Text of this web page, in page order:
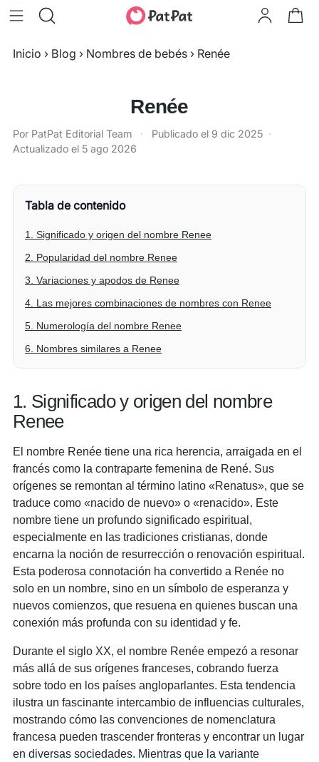
Inicio › Blog › Nombres de bebés › Renée
Renée
Por PatPat Editorial Team · Publicado el 9 dic 2025 ·
Actualizado el 5 ago 2026
Tabla de contenido
1. Significado y origen del nombre Renee
2. Popularidad del nombre Renee
3. Variaciones y apodos de Renee
4. Las mejores combinaciones de nombres con Renee
5. Numerología del nombre Renee
6. Nombres similares a Renee
1. Significado y origen del nombre
Renee
El nombre Renée tiene una rica herencia, arraigada en el
francés como la contraparte femenina de René. Sus
orígenes se remontan al término latino «Renatus», que se
traduce como «nacido de nuevo» o «renacido». Este
nombre tiene un profundo significado espiritual,
especialmente en las tradiciones cristianas, donde
encarna la noción de resurrección o renovación espiritual.
Esta poderosa connotación ha convertido a Renée no
solo en un nombre, sino en un símbolo de esperanza y
nuevos comienzos, que resuena en quienes buscan una
conexión más profunda con su identidad y fe.
Durante el siglo XX, el nombre Renée empezó a resonar
más allá de sus orígenes franceses, cobrando fuerza
sobre todo en los países angloparlantes. Esta tendencia
ilustra un fascinante intercambio de influencias culturales,
mostrando cómo las convenciones de nomenclatura
francesa pueden trascender fronteras y encontrar un lugar
en diversas sociedades. Mientras que la variante